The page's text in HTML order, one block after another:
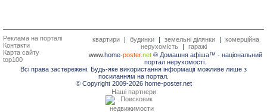
Реклама на порталі
Контакти
Карта сайту
top100
квартири | будинки | земельні ділянки |
комерційна
нерухомість
|
гаражі
www.home-poster.net® Домашня афіша™ - національний
портал нерухомості.
Всі права застережені. Будь-яке використання інформації можливе лише з
посиланням на портал.
© Copyright 2009-2026 home-poster.net
Наші партнери: